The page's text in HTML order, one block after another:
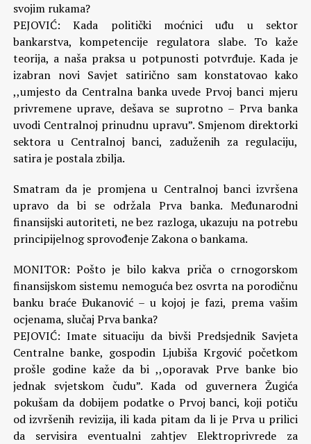
svojim rukama?
PEJOVIĆ: Kada politički moćnici uđu u sektor
bankarstva, kompetencije regulatora slabe. To kaže
teorija, a naša praksa u potpunosti potvrđuje. Kada je
izabran novi Savjet satirično sam konstatovao kako
,,umjesto da Centralna banka uvede Prvoj banci mjeru
privremene uprave, dešava se suprotno – Prva banka
uvodi Centralnoj prinudnu upravu”. Smjenom direktorki
sektora u Centralnoj banci, zaduženih za regulaciju,
satira je postala zbilja.
Smatram da je promjena u Centralnoj banci izvršena
upravo da bi se održala Prva banka. Međunarodni
finansijski autoriteti, ne bez razloga, ukazuju na potrebu
principijelnog sprovođenje Zakona o bankama.
MONITOR: Pošto je bilo kakva priča o crnogorskom
finansijskom sistemu nemoguća bez osvrta na porodičnu
banku braće Đukanović – u kojoj je fazi, prema vašim
ocjenama, slučaj Prva banka?
PEJOVIĆ: Imate situaciju da bivši Predsjednik Savjeta
Centralne banke, gospodin Ljubiša Krgović početkom
prošle godine kaže da bi ,,oporavak Prve banke bio
jednak svjetskom čudu”. Kada od guvernera Žugića
pokušam da dobijem podatke o Prvoj banci, koji potiču
od izvršenih revizija, ili kada pitam da li je Prva u prilici
da servisira eventualni zahtjev Elektroprivrede za